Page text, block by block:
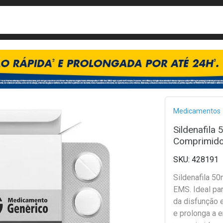
Medicamentos
Sildenafila
428191
Sildenafila
EMS. Ideal
da disfunção
e prolonga a